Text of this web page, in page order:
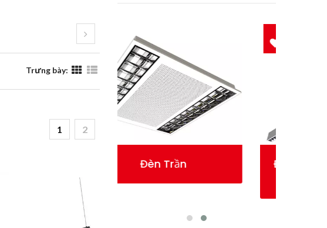
Trưng bày:
1 2
Đèn Chiếu Sáng Dạng Dải